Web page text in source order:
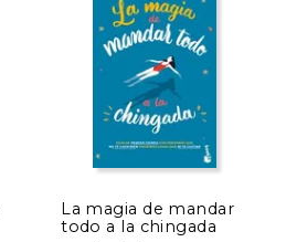
La magia de mandar
todo a la chingada